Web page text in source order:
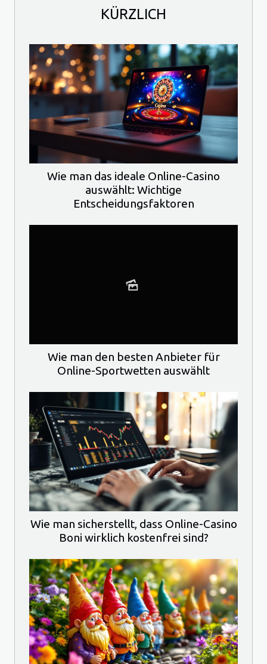
KÜRZLICH
Wie man das ideale Online-Casino
auswählt: Wichtige
Entscheidungsfaktoren
Wie man den besten Anbieter für
Online-Sportwetten auswählt
Wie man sicherstellt, dass Online-Casino
Boni wirklich kostenfrei sind?